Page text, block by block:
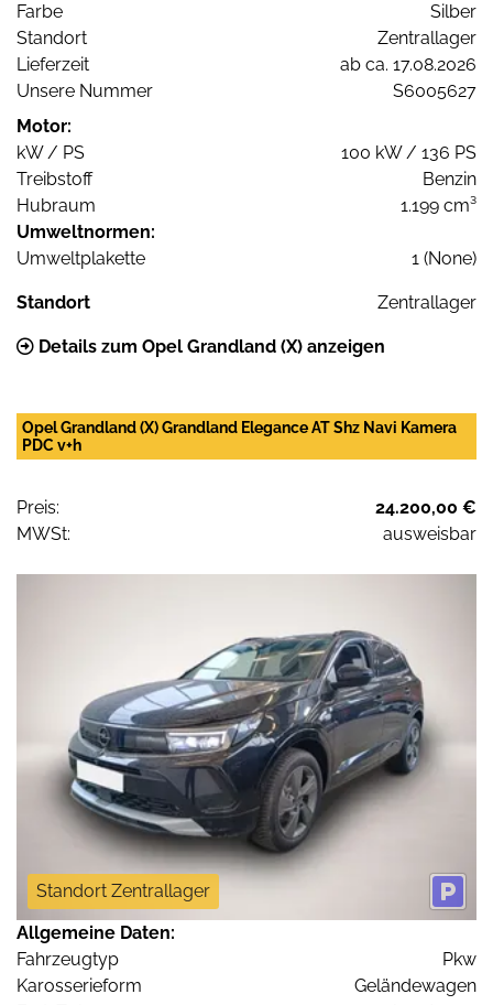
Farbe
Silber
Standort
Zentrallager
Lieferzeit
ab ca. 17.08.2026
Unsere Nummer
S6005627
Motor:
kW / PS
100 kW / 136 PS
Treibstoff
Benzin
Hubraum
1.199 cm³
Umweltnormen:
Umweltplakette
1 (None)
Standort Zentrallager
Details zum Opel Grandland (X) anzeigen
Opel Grandland (X) Grandland Elegance AT Shz Navi Kamera
PDC v+h
Preis:
24.200,00 €
MWSt:
ausweisbar
Standort Zentrallager
Allgemeine Daten:
Fahrzeugtyp
Pkw
Karosserieform
Geländewagen